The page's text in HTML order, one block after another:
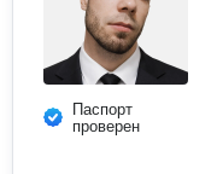
Паспорт
проверен